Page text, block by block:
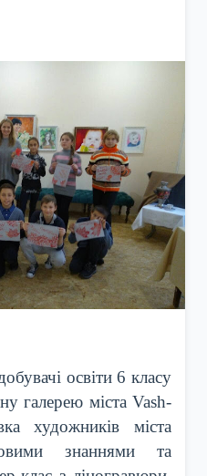
освіти 6 класу
галерею міста Vash-
художників міста
знаннями та